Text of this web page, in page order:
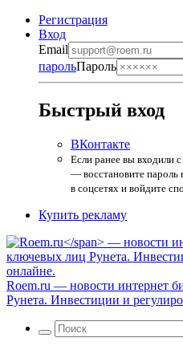
Регистрация
Вход
Email
парольПароль
Быстрый вход
ВКонтакте
Если ранее вы входили
— восстановите пароль
в соцсетях и войдите
Купить рекламу
Roem.ru — новости интернет
Рунета. Инвестиции и